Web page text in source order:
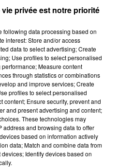
privée est notre priorité
following data processing based on
interest: Store and/or access
data to select advertising; Create
Use profiles to select personalised
Measure content
through statistics or combinations
and improve services; Create
profiles to select personalised
content; Ensure security, prevent and
and present advertising and content;
These technologies may
address and browsing data to offer
based on information actively
data; Match and combine data from
Identify devices based on